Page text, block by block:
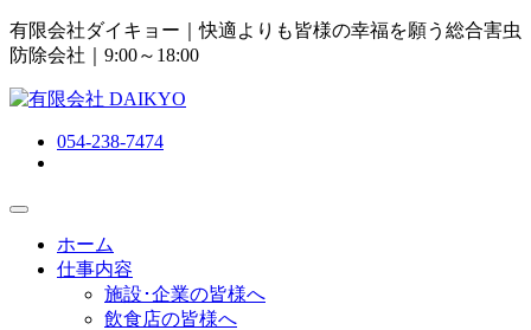
有限会社ダイキョー｜快適よりも皆様の幸福を願う総合害虫
防除会社 ｜9:00～18:00
054-238-7474
ホーム
仕事内容
施設･企業の皆様へ
飲食店の皆様へ